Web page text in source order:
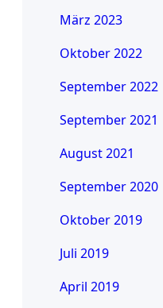
März 2023
Oktober 2022
September 2022
September 2021
August 2021
September 2020
Oktober 2019
Juli 2019
April 2019